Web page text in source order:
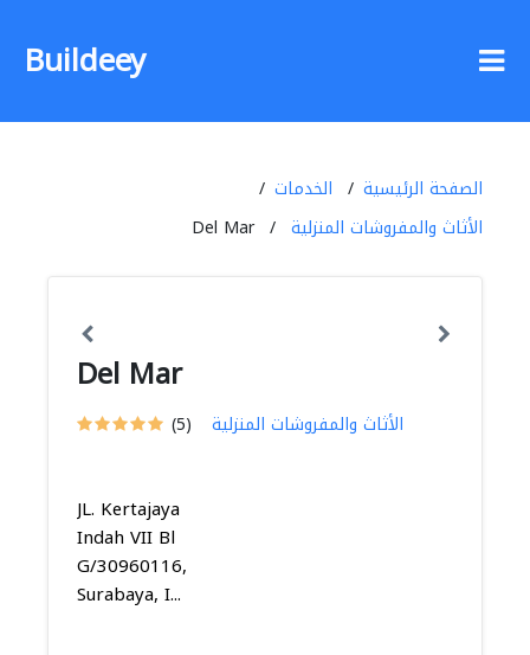
Buildeey
الصفحة الرئيسية
الخدمات
الأثاث والمفروشات المنزلية
Del Mar
Del Mar
(5) الأثاث والمفروشات المنزلية
JL. Kertajaya
Indah VII Bl
G/30960116,
Surabaya, I...